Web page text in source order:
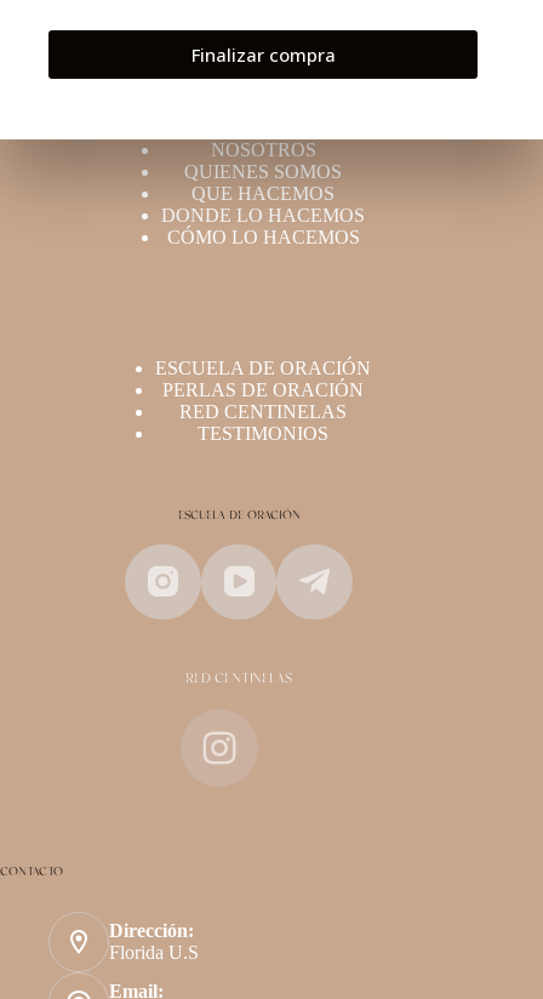
Finalizar compra
NOSOTROS
QUIENES SOMOS
QUE HACEMOS
DONDE LO HACEMOS
CÓMO LO HACEMOS
ESCUELA DE ORACIÓN
PERLAS DE ORACIÓN
RED CENTINELAS
TESTIMONIOS
ESCUELA DE ORACIÓN
RED CENTINELAS
CONTACTO
Dirección:
Florida U.S
Email: